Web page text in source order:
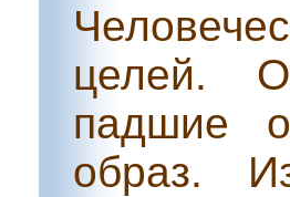
целей.
падшие
образ.